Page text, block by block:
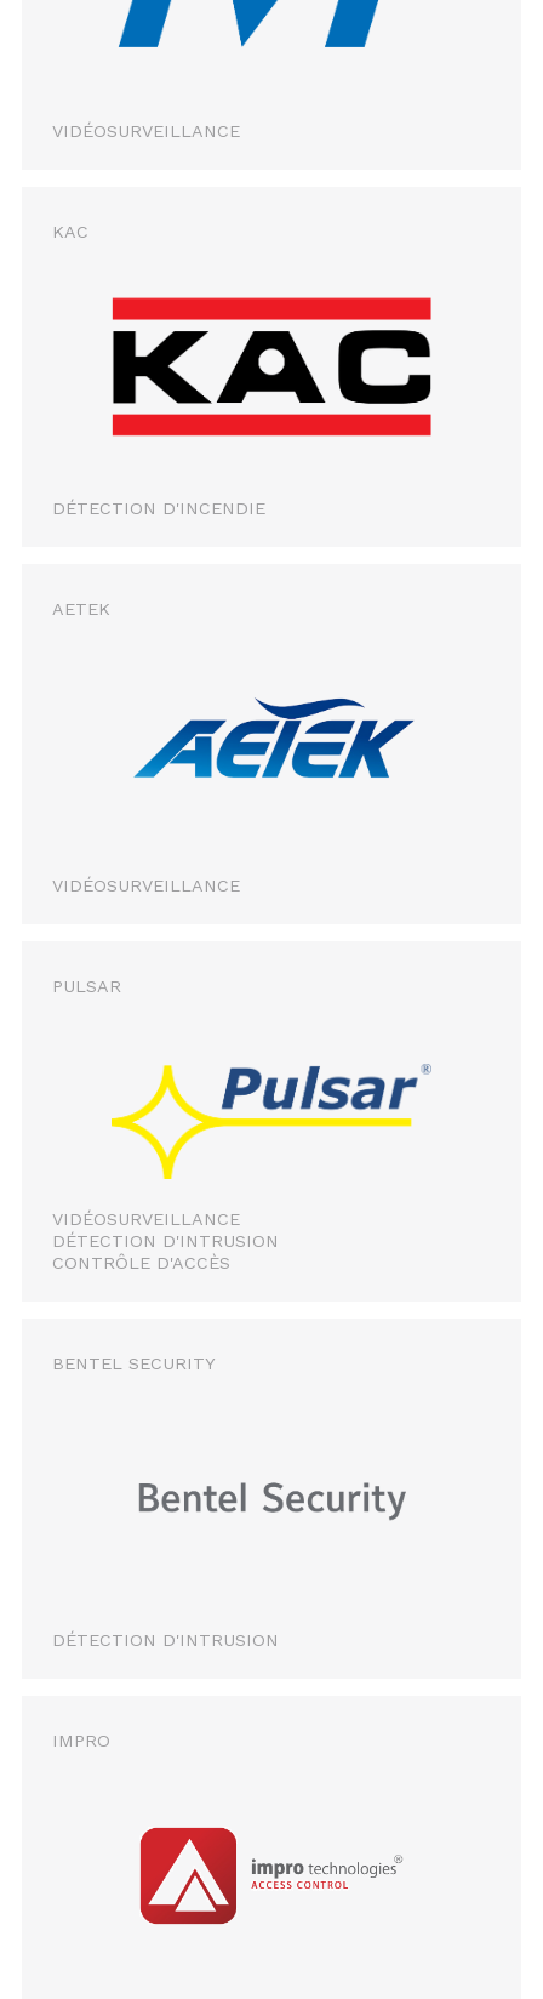
VIDÉOSURVEILLANCE
KAC
DÉTECTION D'INCENDIE
AETEK
VIDÉOSURVEILLANCE
PULSAR
VIDÉOSURVEILLANCE
DÉTECTION D'INTRUSION
CONTRÔLE D'ACCÈS
BENTEL SECURITY
DÉTECTION D'INTRUSION
IMPRO